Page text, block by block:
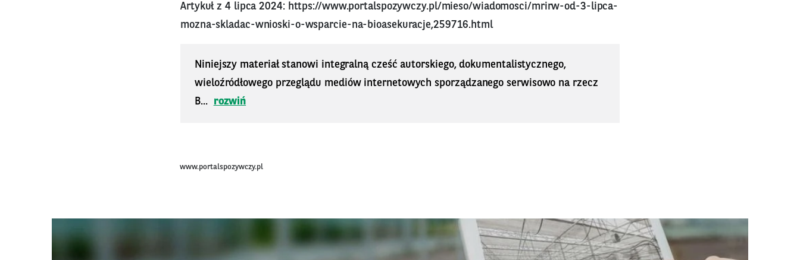
Artykuł z 4 lipca 2024: https://www.portalspozywczy.pl/mieso/wiadomosci/mrirw-od-3-lipca-
mozna-skladac-wnioski-o-wsparcie-na-bioasekuracje,259716.html
Niniejszy materiał stanowi integralną cześć autorskiego, dokumentalistycznego,
wieloźródłowego przeglądu mediów internetowych sporządzanego serwisowo na rzecz
B...
rozwiń
www.portalspozywczy.pl